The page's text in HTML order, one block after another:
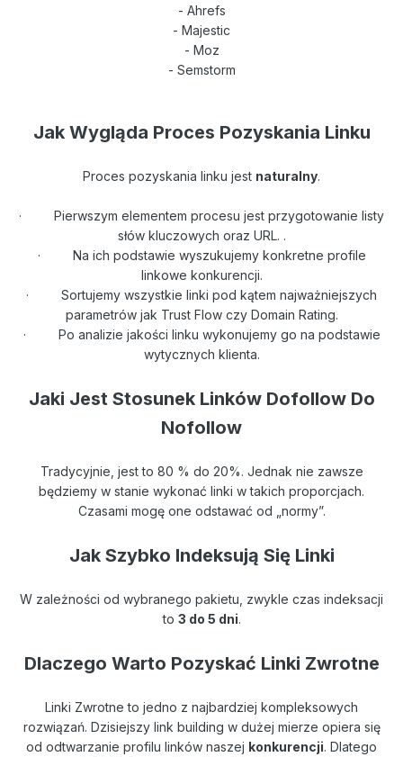
- Ahrefs
- Majestic
- Moz
- Semstorm
Jak Wygląda Proces Pozyskania Linku
Proces pozyskania linku jest naturalny.
·
Pierwszym elementem procesu jest przygotowanie listy
słów kluczowych oraz URL. .
·
Na ich podstawie wyszukujemy konkretne profile
linkowe konkurencji.
·
Sortujemy wszystkie linki pod kątem najważniejszych
parametrów jak Trust Flow czy Domain Rating.
·
Po analizie jakości linku wykonujemy go na podstawie
wytycznych klienta.
Jaki Jest Stosunek Linków Dofollow Do
Nofollow
Tradycyjnie, jest to 80 % do 20%. Jednak nie zawsze
będziemy w stanie wykonać linki w takich proporcjach.
Czasami mogę one odstawać od „normy”.
Jak Szybko Indeksują Się Linki
W zależności od wybranego pakietu, zwykle czas indeksacji
to 3 do 5 dni.
Dlaczego Warto Pozyskać Linki Zwrotne
Linki Zwrotne to jedno z najbardziej kompleksowych
rozwiązań. Dzisiejszy link building w dużej mierze opiera się
od odtwarzanie profilu linków naszej konkurencji. Dlatego